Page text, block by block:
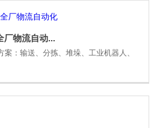
厂物流自动...
：输送、分拣、堆垛、工业机器人、